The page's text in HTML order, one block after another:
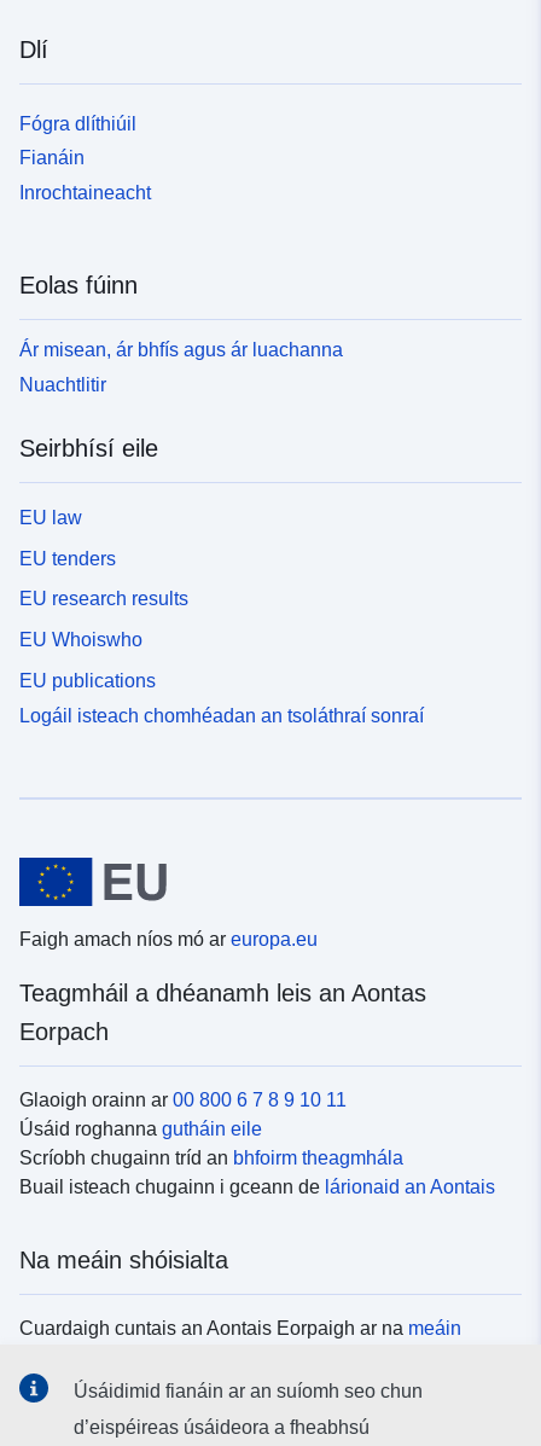
Dlí
Fógra dlíthiúil
Fianáin
Inrochtaineacht
Eolas fúinn
Ár misean, ár bhfís agus ár luachanna
Nuachtlitir
Seirbhísí eile
EU law
EU tenders
EU research results
EU Whoiswho
EU publications
Logáil isteach chomhéadan an tsoláthraí sonraí
Faigh amach níos mó ar europa.eu
Teagmháil a dhéanamh leis an Aontas
Eorpach
Glaoigh orainn ar 00 800 6 7 8 9 10 11
Úsáid roghanna gutháin eile
Scríobh chugainn tríd an bhfoirm theagmhála
Buail isteach chugainn i gceann de lárionaid an Aontais
Na meáin shóisialta
Cuardaigh cuntais an Aontais Eorpaigh ar na meáin
Úsáidimid fianáin ar an suíomh seo chun
d’eispéireas úsáideora a fheabhsú